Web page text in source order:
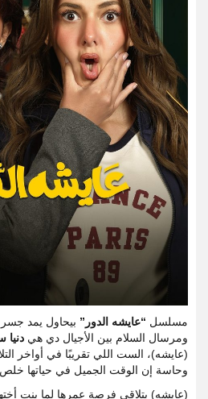
مسلسل “عايشه الدور” بيحاول يمد جسر
ومرسال السلام بين الأجيال دي هي دنيا
(عايشه)، الست اللي تقريبًا في أواخر
وحاسة إن الوقت الجميل في حياتها
(عايشه) بتلاقي فرصة عمرها لما بنت